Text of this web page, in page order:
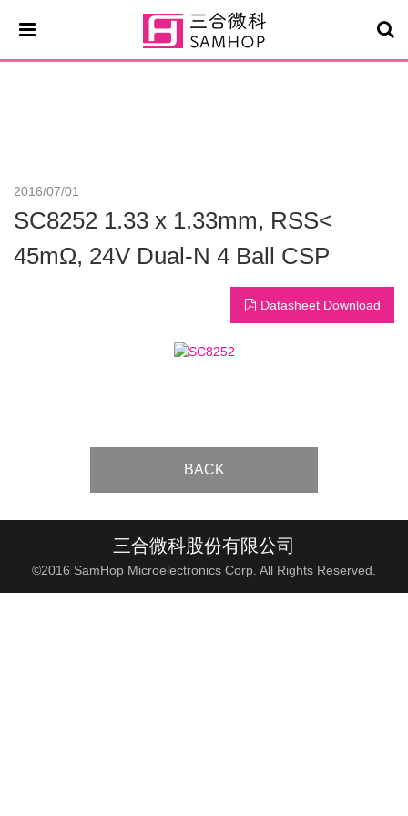
2016/07/01
SC8252 1.33 x 1.33mm, RSS<
45mΩ, 24V Dual-N 4 Ball CSP
Datasheet Download
BACK
三合微科股份有限公司
©2016 SamHop Microelectronics Corp. All Rights Reserved.